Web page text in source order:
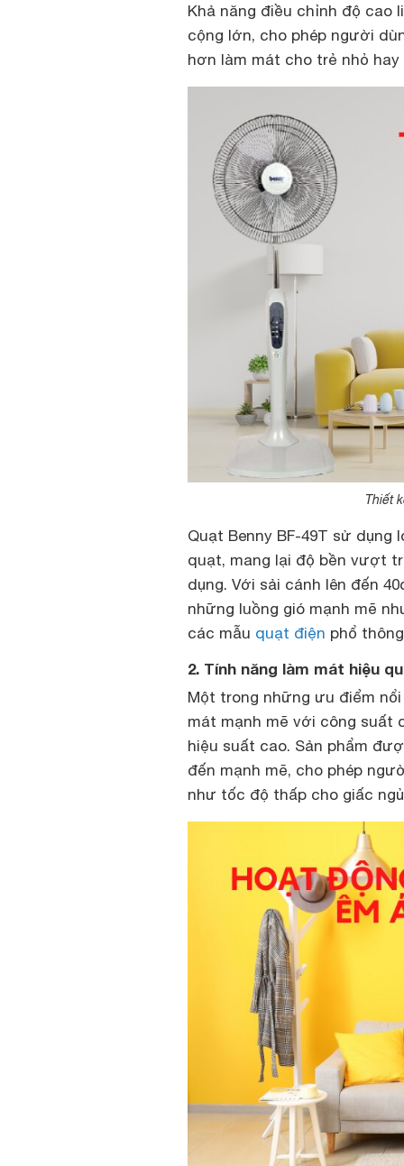
Khả năng điều chỉnh độ cao
cộng lớn, cho phép người
hơn làm mát cho trẻ nhỏ
Thiết
Quạt Benny BF-49T sử
quạt, mang lại độ bền vượt
dụng. Với sải cánh lên đến
những luồng gió mạnh mẽ
các mẫu quạt điện phổ
2. Tính năng làm mát hiệu
Một trong những ưu điểm
mát mạnh mẽ với công suất
hiệu suất cao. Sản phẩm
đến mạnh mẽ, cho phép
như tốc độ thấp cho giấc